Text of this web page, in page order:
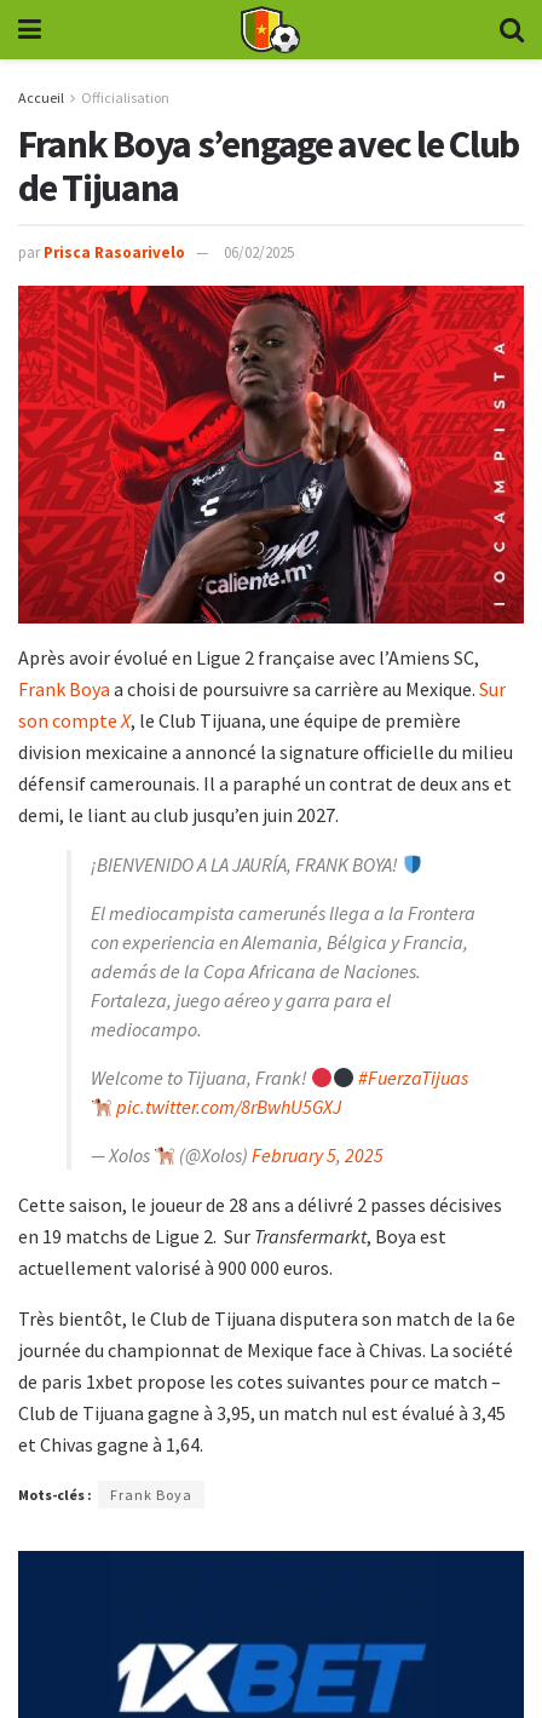
Accueil Officialisation
Frank Boya s’engage avec le Club
de Tijuana
par Prisca Rasoarivelo 06/02/2025
Après avoir évolué en Ligue 2 française avec l’Amiens SC,
Frank Boya a choisi de poursuivre sa carrière au Mexique. Sur
son compte X, le Club Tijuana, une équipe de première
division mexicaine a annoncé la signature officielle du milieu
défensif camerounais. Il a paraphé un contrat de deux ans et
demi, le liant au club jusqu’en juin 2027.
¡BIENVENIDO A LA JAURÍA, FRANK BOYA!
El mediocampista camerunés llega a la Frontera
con experiencia en Alemania, Bélgica y Francia,
además de la Copa Africana de Naciones.
Fortaleza, juego aéreo y garra para el
mediocampo.
Welcome to Tijuana, Frank!
#FuerzaTijuas
pic.twitter.com/8rBwhU5GXJ
— Xolos
(@Xolos)February 5, 2025
Cette saison, le joueur de 28 ans a délivré 2 passes décisives
en 19 matchs de Ligue 2. Sur Transfermarkt, Boya est
actuellement valorisé à 900 000 euros.
Très bientôt, le Club de Tijuana disputera son match de la 6e
journée du championnat de Mexique face à Chivas. La société
de paris 1xbet propose les cotes suivantes pour ce match –
Club de Tijuana gagne à 3,95, un match nul est évalué à 3,45
et Chivas gagne à 1,64.
Mots-clés : Frank Boya